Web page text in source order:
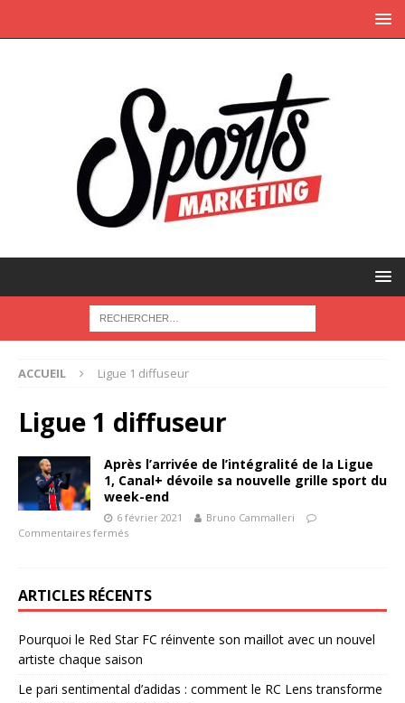
ACCUEIL Ligue 1 diffuseur
Ligue 1 diffuseur
Après l’arrivée de l’intégralité de la Ligue
1, Canal+ dévoile sa nouvelle grille sport du
week-end
6 février 2021
Bruno Cammalleri
Commentaires fermés
ARTICLES RÉCENTS
Pourquoi le Red Star FC réinvente son maillot avec un nouvel
artiste chaque saison
Le pari sentimental d’adidas : comment le RC Lens transforme